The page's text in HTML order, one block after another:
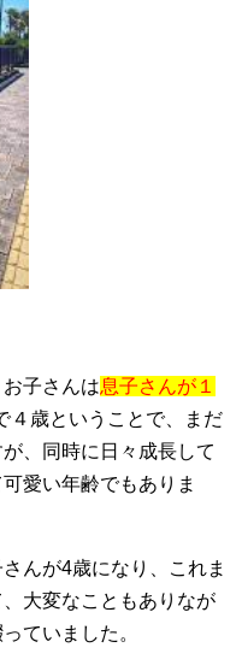
子さんは息子さんが１
４歳ということで、まだ
、同時に日々成長して
愛い年齢でもありま
んが4歳になり、これま
大変なこともありなが
ていました。